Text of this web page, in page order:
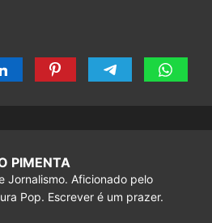
PIMENTA
Jornalismo. Aficionado pelo
Pop. Escrever é um prazer.